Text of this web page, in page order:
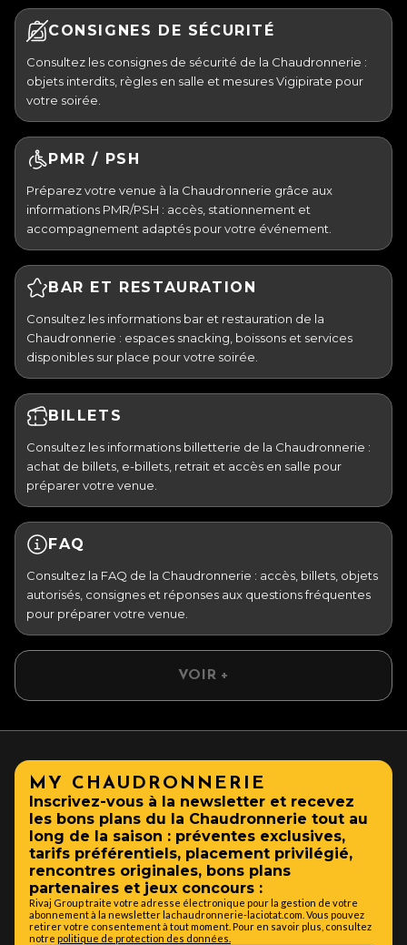
CONSIGNES DE SÉCURITÉ
Consultez les consignes de sécurité de la Chaudronnerie :
objets interdits, règles en salle et mesures Vigipirate pour
votre soirée.
PMR / PSH
Préparez votre venue à la Chaudronnerie grâce aux
informations PMR/PSH : accès, stationnement et
accompagnement adaptés pour votre événement.
BAR ET RESTAURATION
Consultez les informations bar et restauration de la
Chaudronnerie : espaces snacking, boissons et services
disponibles sur place pour votre soirée.
BILLETS
Consultez les informations billetterie de la Chaudronnerie :
achat de billets, e-billets, retrait et accès en salle pour
préparer votre venue.
FAQ
Consultez la FAQ de la Chaudronnerie : accès, billets, objets
autorisés, consignes et réponses aux questions fréquentes
pour préparer votre venue.
VOIR +
MY CHAUDRONNERIE
Inscrivez-vous à la newsletter et recevez
les bons plans du la Chaudronnerie tout au
long de la saison : préventes exclusives,
tarifs préférentiels, placement privilégié,
rencontres originales, bons plans
partenaires et jeux concours :
Rivaj Group traite votre adresse électronique pour la gestion de votre
abonnement à la newsletter lachaudronnerie-laciotat.com. Vous pouvez
retirer votre consentement à tout moment. Pour en savoir plus, consultez
notre politique de protection des données.